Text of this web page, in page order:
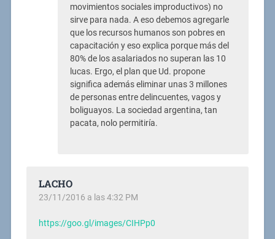
movimientos sociales improductivos) no
sirve para nada. A eso debemos agregarle
que los recursos humanos son pobres en
capacitación y eso explica porque más del
80% de los asalariados no superan las 10
lucas. Ergo, el plan que Ud. propone
significa además eliminar unas 3 millones
de personas entre delincuentes, vagos y
boliguayos. La sociedad argentina, tan
pacata, nolo permitiría.
LACHO
23/11/2016 a las 4:32 PM
https://goo.gl/images/CIHPp0